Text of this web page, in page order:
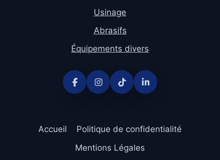
Usinage
Abrasifs
Équipements divers
Accueil
Politique de confidentialité
Mentions Légales